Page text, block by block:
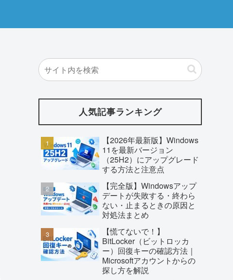
人気記事ランキング
【2026年最新版】Windows
11を最新バージョン
（25H2）にアップグレード
する方法と注意点
【完全版】Windowsアップ
デートが失敗する・終わら
ない・止まるときの原因と
対処法まとめ
【慌てないで！】
BitLocker（ビットロッカ
ー）回復キーの確認方法｜
Microsoftアカウントからの
探し方を解説